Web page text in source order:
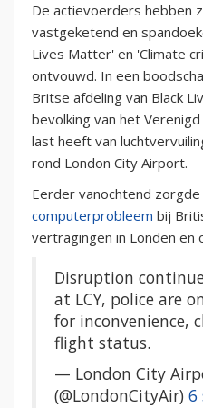
De actievoerders hebben
vastgeketend en
Lives Matter' en 'Climate
ontvouwd. In een
Britse afdeling van Black
bevolking van het
last heeft van
rond London City Airport.
Eerder vanochtend
computerprobleem bij
vertragingen in Londen en
Disruption
at LCY, police are
for inconvenience,
flight status.
— London City
(@LondonCityAir) 6